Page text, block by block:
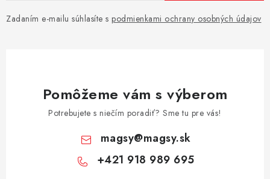
Zadaním e-mailu súhlasíte s podmienkami ochrany osobných údajov
Pomôžeme vám s výberom
Potrebujete s niečím poradiť? Sme tu pre vás!
magsy@magsy.sk
+421 918 989 695